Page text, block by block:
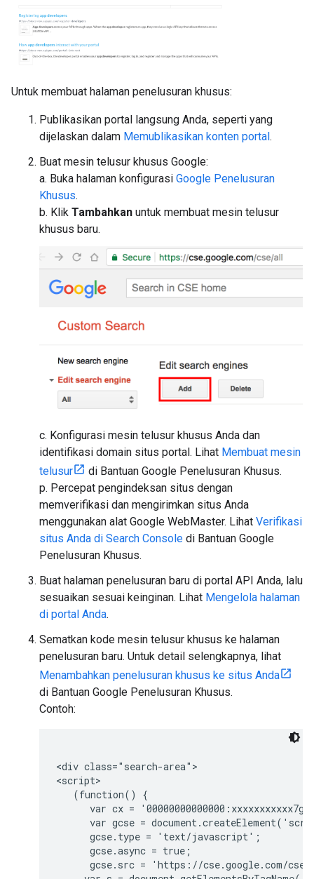
Untuk membuat halaman penelusuran khusus:
Publikasikan portal langsung Anda, seperti yang
dijelaskan dalam Memublikasikan konten portal .
Buat mesin telusur khusus Google:
a. Buka halaman konfigurasi Google Penelusuran
Khusus.
b. Klik Tambahkan untuk membuat mesin telusur
khusus baru.
c. Konfigurasi mesin telusur khusus Anda dan
identifikasi domain situs portal. Lihat Membuat mesin
telusur
di Bantuan Google Penelusuran Khusus.
p. Percepat pengindeksan situs dengan
memverifikasi dan mengirimkan situs Anda
menggunakan alat Google WebMaster. Lihat Verifikasi
situs Anda di Search Console di Bantuan Google
Penelusuran Khusus.
Buat halaman penelusuran baru di portal API Anda, lalu
sesuaikan sesuai keinginan. Lihat Mengelola halaman
di portal Anda.
Sematkan kode mesin telusur khusus ke halaman
penelusuran baru. Untuk detail selengkapnya, lihat
Menambahkan penelusuran khusus ke situs Anda
di Bantuan Google Penelusuran Khusus.
Contoh:
<div class="search-area">
<script>
   (function() {
var cx =
var gcse =
      gcse.type = 'text/javascript';
      gcse.async = true;
gcse.src = 'https://cse.google.com/